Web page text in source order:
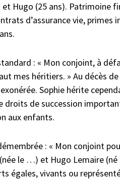
Hugo (25 ans). Patrimoine
d’assurance vie, primes
: « Mon conjoint, à
mes héritiers. » Au décès
Sophie hérite
droits de succession
aux enfants.
: « Mon conjoint
le …) et Hugo Lemaire
égales, vivants ou